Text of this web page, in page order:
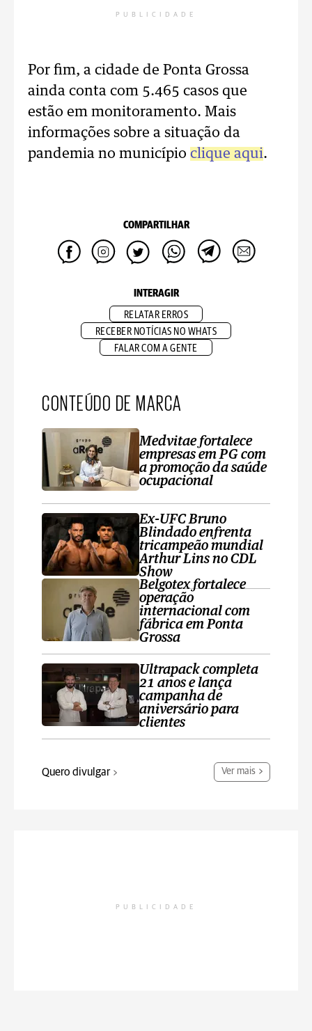
PUBLICIDADE
Por fim, a cidade de Ponta Grossa
ainda conta com 5.465 casos que
estão em monitoramento. Mais
informações sobre a situação da
pandemia no município clique aqui.
COMPARTILHAR
INTERAGIR
RELATAR ERROS
RECEBER NOTÍCIAS NO WHATS
FALAR COM A GENTE
CONTEÚDO DE MARCA
Medvitae fortalece
empresas em PG com
a promoção da saúde
ocupacional
Ex-UFC Bruno
Blindado enfrenta
tricampeão mundial
Arthur Lins no CDL
Show
Belgotex fortalece
operação
internacional com
fábrica em Ponta
Grossa
Ultrapack completa
21 anos e lança
campanha de
aniversário para
clientes
Quero divulgar Ver mais
PUBLICIDADE